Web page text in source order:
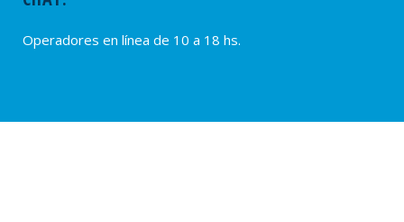
Operadores en línea de 10 a 18 hs.
PROVEEDORES